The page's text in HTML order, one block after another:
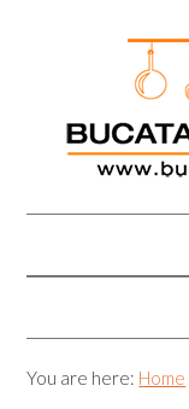
You are here: Home